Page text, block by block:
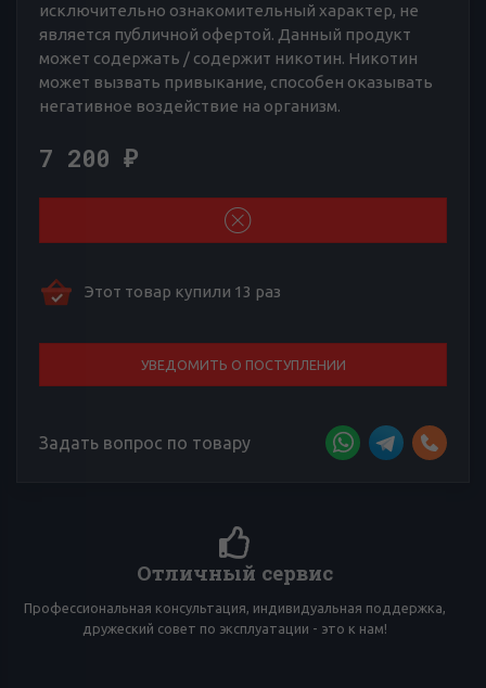
исключительно ознакомительный характер, не
является публичной офертой. Данный продукт
может содержать / содержит никотин. Никотин
может вызвать привыкание, способен оказывать
негативное воздействие на организм.
7 200 ₽
Этот товар купили 13 раз
УВЕДОМИТЬ О ПОСТУПЛЕНИИ
Задать вопрос по товару
Более 4000 отзывов к товарам
Сложно выбирать среди множества товаров? Тебе помогут
многочисленные отзывы товарищей по вейпингу!